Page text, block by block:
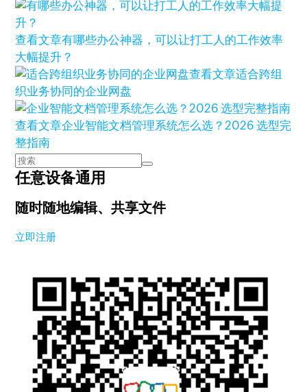
查看文章有哪些办公神器，可以让打工人的工作效率
大幅提升？
查看文章适合跨组
织业务协同的企业网盘
查看文章企业智能文档管理系统怎么选？2026 选型完
整指南
任意设备通用
随时随地编辑、共享文件
立即注册